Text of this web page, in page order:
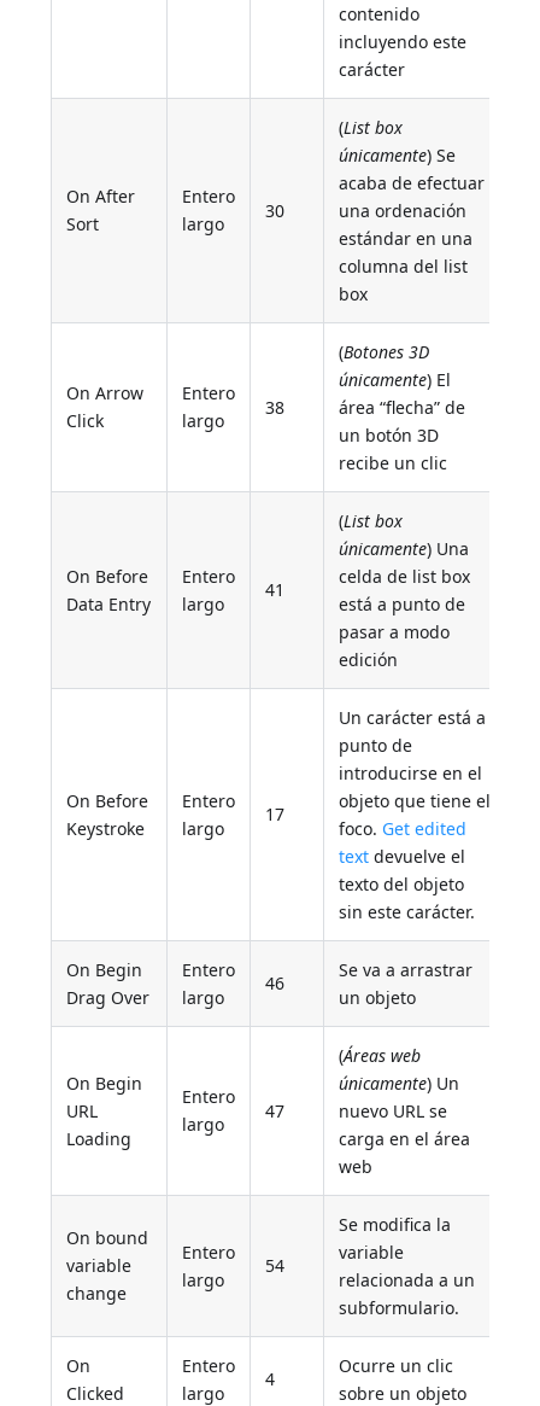
contenido
incluyendo este
carácter
On After
Sort
Entero
largo
30
(List box
únicamente) Se
acaba de efectuar
una ordenación
estándar en una
columna del list
box
On Arrow
Click
Entero
largo
38
(Botones 3D
únicamente) El
área “flecha” de
un botón 3D
recibe un clic
On Before
Data Entry
Entero
largo
41
(List box
únicamente) Una
celda de list box
está a punto de
pasar a modo
edición
On Before
Keystroke
Entero
largo
17
Un carácter está a
punto de
introducirse en el
objeto que tiene el
foco. Get edited
text devuelve el
texto del objeto
sin este carácter.
On Begin
Drag Over
Entero
largo
46
Se va a arrastrar
un objeto
On Begin
URL
Loading
Entero
largo
47
(Áreas web
únicamente) Un
nuevo URL se
carga en el área
web
On bound
variable
change
Entero
largo
54
Se modifica la
variable
relacionada a un
subformulario.
On
Clicked
Entero
largo
4
Ocurre un clic
sobre un objeto